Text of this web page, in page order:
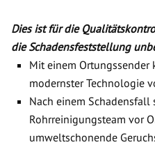
Dies ist für die
die Schadensfeststellung
Mit einem Ortungssender
modernster Technologie
Nach einem
Rohrreinigungsteam vor
umweltschonende